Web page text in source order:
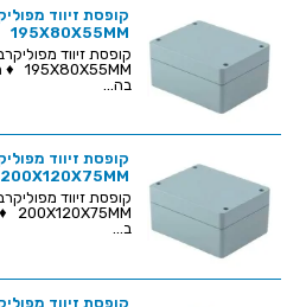
195X80X55MM
בה...
200X120X75MM
ב...